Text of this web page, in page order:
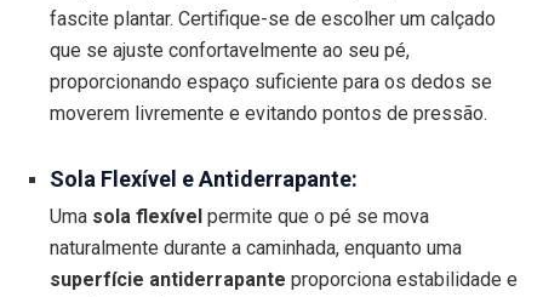
fascite plantar. Certifique-se de escolher um calçado
que se ajuste confortavelmente ao seu pé,
proporcionando espaço suficiente para os dedos se
moverem livremente e evitando pontos de pressão.
Sola Flexível e Antiderrapante:
Uma sola flexívelpermite que o pé se mova
naturalmente durante a caminhada, enquanto uma
superfície antiderrapante proporciona estabilidade e